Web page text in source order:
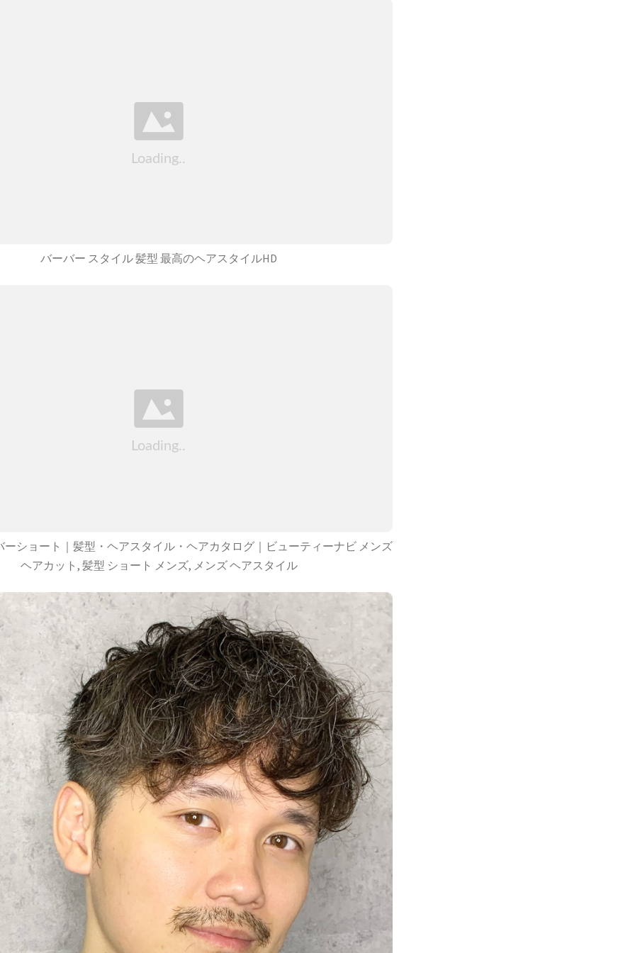
バーバー スタイル 髪型 最高のヘアスタイルHD
ーショート｜髪型・ヘアスタイル・ヘアカタログ｜ビューティーナビ メンズ
ヘアカット, 髪型 ショート メンズ, メンズ ヘアスタイル